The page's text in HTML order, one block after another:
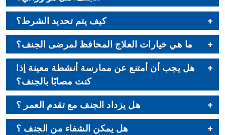
كيف يتم تحديد الشرط؟
ما هي خيارات العلاج المحافظ لمرضى الجنف؟
هل يجب أن أمتنع عن ممارسة أنشطة معينة إذا
كنت مصابًا بالجنف؟
هل يزداد الجنف مع تقدم العمر ؟
هل يمكن الشفاء من الجنف ؟